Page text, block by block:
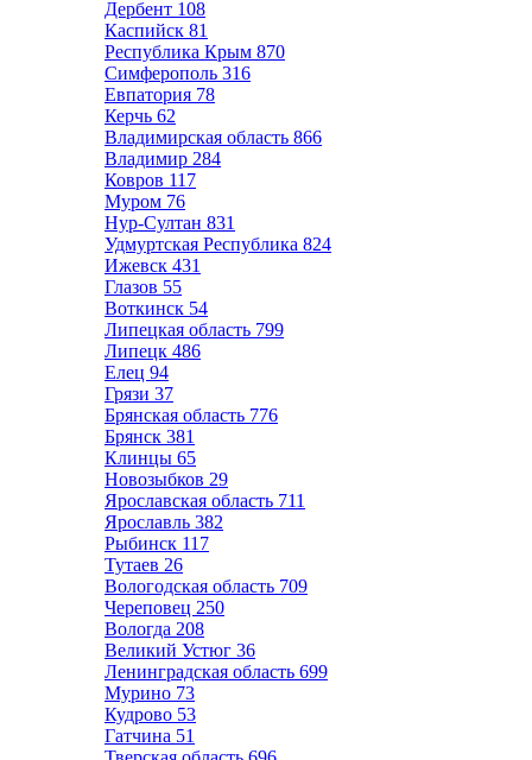
Дербент 108
Каспийск 81
Республика Крым 870
Симферополь 316
Евпатория 78
Керчь 62
Владимирская область 866
Владимир 284
Ковров 117
Муром 76
Нур-Султан 831
Удмуртская Республика 824
Ижевск 431
Глазов 55
Воткинск 54
Липецкая область 799
Липецк 486
Елец 94
Грязи 37
Брянская область 776
Брянск 381
Клинцы 65
Новозыбков 29
Ярославская область 711
Ярославль 382
Рыбинск 117
Тутаев 26
Вологодская область 709
Череповец 250
Вологда 208
Великий Устюг 36
Ленинградская область 699
Мурино 73
Кудрово 53
Гатчина 51